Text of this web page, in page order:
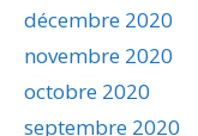
décembre 2020
novembre 2020
octobre 2020
septembre 2020